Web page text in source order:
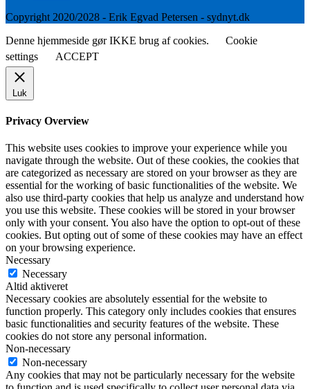
Copyright 2020/2028 - Erik Egvad Petersen - sydnyt.dk
Denne hjemmeside gør IKKE brug af cookies.
Cookie
settings
ACCEPT
Luk
Privacy Overview
This website uses cookies to improve your experience while you
navigate through the website. Out of these cookies, the cookies that
are categorized as necessary are stored on your browser as they are
essential for the working of basic functionalities of the website. We
also use third-party cookies that help us analyze and understand how
you use this website. These cookies will be stored in your browser
only with your consent. You also have the option to opt-out of these
cookies. But opting out of some of these cookies may have an effect
on your browsing experience.
Necessary
Necessary
Altid aktiveret
Necessary cookies are absolutely essential for the website to
function properly. This category only includes cookies that ensures
basic functionalities and security features of the website. These
cookies do not store any personal information.
Non-necessary
Non-necessary
Any cookies that may not be particularly necessary for the website